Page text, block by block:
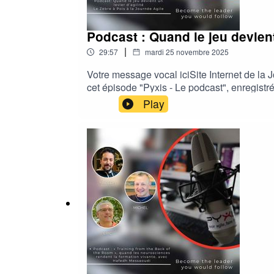
Podcast : Quand le jeu
29:57 | mardi 25 novembre 2025
Votre message vocal iciSite Internet de la
cet épisode "Pyxis - Le podcast",
portes d’un univers où le jeu de société
et pédagogie, ils partagent comment
collaboration authentique.Mais au fil de la
culture reconnue ? Peut-on encore
ensemble ?Un échange vivant, drôle et
d’humanité.Écoutez l’épisode en vidéo
Play